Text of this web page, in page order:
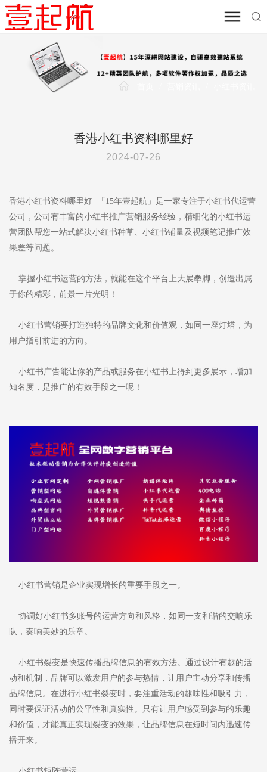
香港小红书资料哪里好
2024-07-26
香港小红书资料哪里好 「15年壹起航」是一家专注于小红书代运营
公司，公司有丰富的小红书推广营销服务经验，精细化的小红书运
营团队帮您一站式解决小红书种草、小红书铺量及视频笔记推广效
果差等问题。
掌握小红书运营的方法，就能在这个平台上大展拳脚，创造出属
于你的精彩，前景一片光明！
小红书营销要打造独特的品牌文化和价值观，如同一座灯塔，为
用户指引前进的方向。
小红书广告能让你的产品或服务在小红书上得到更多展示，增加
知名度，是推广的有效手段之一呢！
小红书营销是企业实现增长的重要手段之一。
协调好小红书多账号的运营方向和风格，如同一支和谐的交响乐
队，奏响美妙的乐章。
小红书裂变是快速传播品牌信息的有效方法。通过设计有趣的活
动和机制，品牌可以激发用户的参与热情，让用户主动分享和传播
品牌信息。在进行小红书裂变时，要注重活动的趣味性和吸引力，
同时要保证活动的公平性和真实性。只有让用户感受到参与的乐趣
和价值，才能真正实现裂变的效果，让品牌信息在短时间内迅速传
播开来。